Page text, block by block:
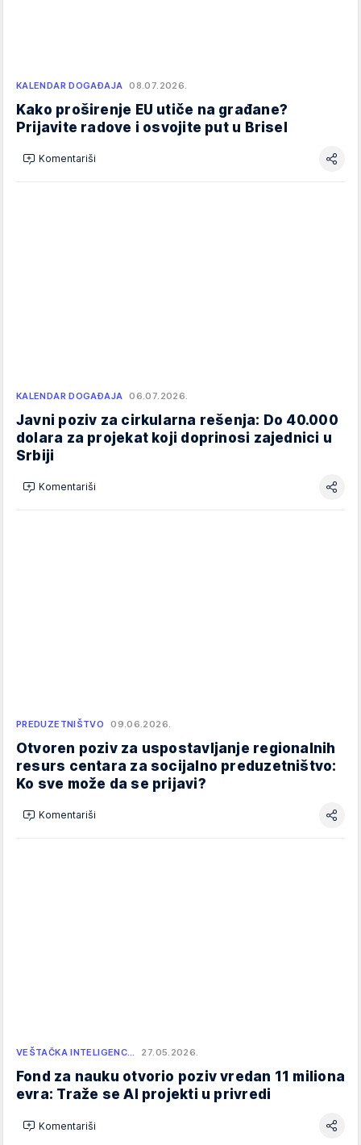
KALENDAR DOGAĐAJA 08.07.2026.
Kako proširenje EU utiče na građane?
Prijavite radove i osvojite put u Brisel
Komentariši
KALENDAR DOGAĐAJA 06.07.2026.
Javni poziv za cirkularna rešenja: Do 40.000
dolara za projekat koji doprinosi zajednici u
Srbiji
Komentariši
PREDUZETNIŠTVO 09.06.2026.
Otvoren poziv za uspostavljanje regionalnih
resurs centara za socijalno preduzetništvo:
Ko sve može da se prijavi?
Komentariši
VEŠTAČKA INTELIGENC… 27.05.2026.
Fond za nauku otvorio poziv vredan 11 miliona
evra: Traže se AI projekti u privredi
Komentariši